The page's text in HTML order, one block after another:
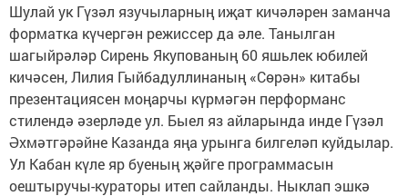
Шулай ук Гүзәл язучыларның иҗат кичәләрен заманча
форматка күчергән режиссер да әле. Танылган
шагыйрәләр Сирень Якупованың 60 яшьлек юбилей
кичәсен, Лилия Гыйбадуллинаның «Сөрән» китабы
презентациясен моңарчы күрмәгән перформанс
стилендә әзерләде ул. Быел яз айларында инде Гүзәл
Әхмәтгәрәйне Казанда яңа урынга билгеләп куйдылар.
Ул Кабан күле яр буеның җәйге программасын
оештыручы-кураторы итеп сайланды. Ныклап эшкә